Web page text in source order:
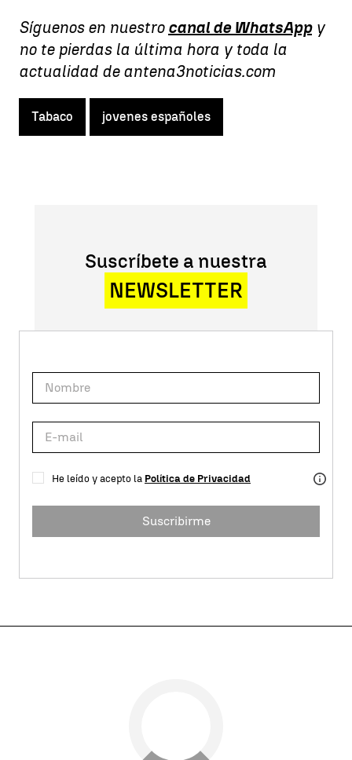
Síguenos en nuestro canal de WhatsAppy
no te pierdas la última hora y toda la
actualidad de antena3noticias.com
Tabaco jovenes españoles
Suscríbete a nuestra
NEWSLETTER
He leído y acepto la Política de Privacidad
Suscribirme